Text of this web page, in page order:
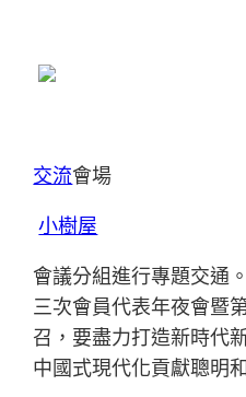
交流會場
小樹屋
會議分組進行專題交通
三次會員代表年夜會暨
召，要盡力打造新時代
中國式現代化貢獻聰明